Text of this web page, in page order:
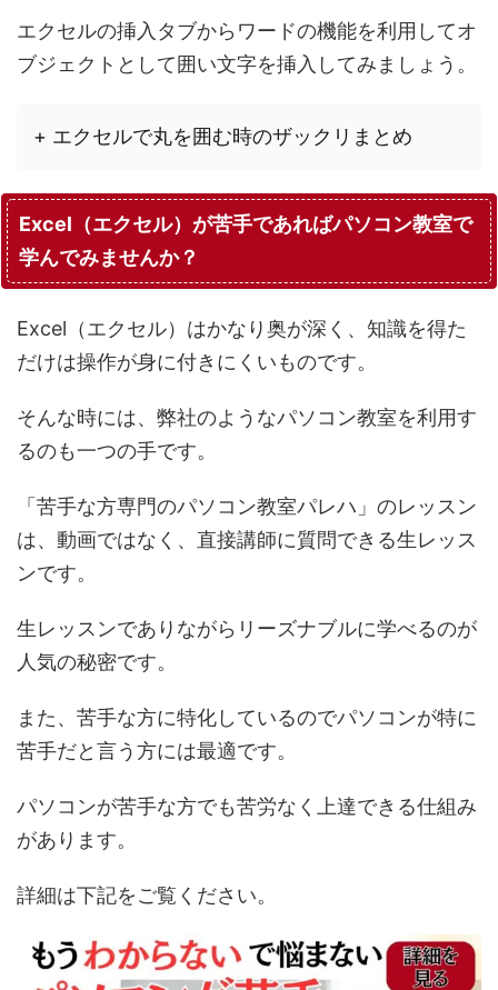
エクセルの挿入タブからワードの機能を利用してオ
ブジェクトとして囲い文字を挿入してみましょう。
+ エクセルで丸を囲む時のザックリまとめ
Excel（エクセル）が苦手であればパソコン教室で
学んでみませんか？
Excel（エクセル）はかなり奥が深く、知識を得た
だけは操作が身に付きにくいものです。
そんな時には、弊社のようなパソコン教室を利用す
るのも一つの手です。
「苦手な方専門のパソコン教室パレハ」のレッスン
は、動画ではなく、直接講師に質問できる生レッス
ンです。
生レッスンでありながらリーズナブルに学べるのが
人気の秘密です。
また、苦手な方に特化しているのでパソコンが特に
苦手だと言う方には最適です。
パソコンが苦手な方でも苦労なく上達できる仕組み
があります。
詳細は下記をご覧ください。